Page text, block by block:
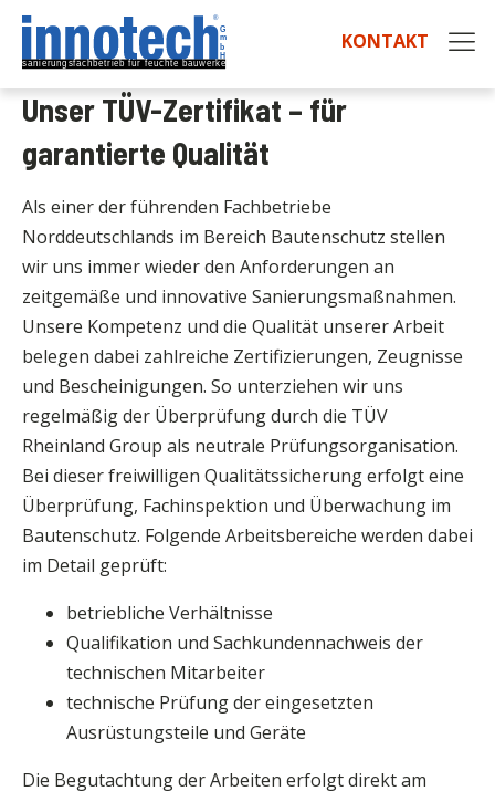
KONTAKT
Unser TÜV-Zertifikat – für
garantierte Qualität
Als einer der führenden Fachbetriebe
Norddeutschlands im Bereich Bautenschutz stellen
wir uns immer wieder den Anforderungen an
zeitgemäße und innovative Sanierungsmaßnahmen.
Unsere Kompetenz und die Qualität unserer Arbeit
belegen dabei zahlreiche Zertifizierungen, Zeugnisse
und Bescheinigungen. So unterziehen wir uns
regelmäßig der Überprüfung durch die TÜV
Rheinland Group als neutrale Prüfungsorganisation.
Bei dieser freiwilligen Qualitätssicherung erfolgt eine
Überprüfung, Fachinspektion und Überwachung im
Bautenschutz. Folgende Arbeitsbereiche werden dabei
im Detail geprüft:
betriebliche Verhältnisse
Qualifikation und Sachkundennachweis der
technischen Mitarbeiter
technische Prüfung der eingesetzten
Ausrüstungsteile und Geräte
Die Begutachtung der Arbeiten erfolgt direkt am